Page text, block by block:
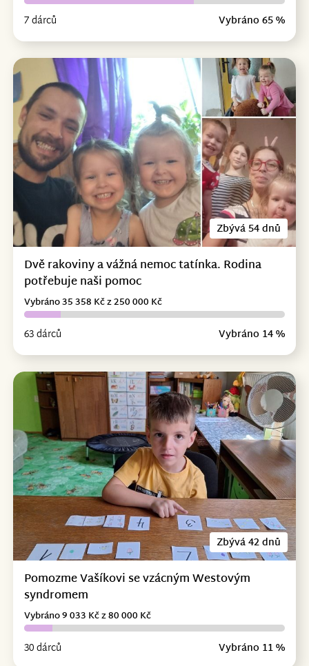
7 dárců Vybráno 65 %
Zbývá 54 dnů
Dvě rakoviny a vážná nemoc tatínka. Rodina
potřebuje naši pomoc
63 dárců Vybráno 14 %
Vybráno 35 358 Kč z 250 000 Kč
Zbývá 42 dnů
Pomozme Vašíkovi se vzácným Westovým
syndromem
30 dárců Vybráno 11 %
Vybráno 9 033 Kč z 80 000 Kč